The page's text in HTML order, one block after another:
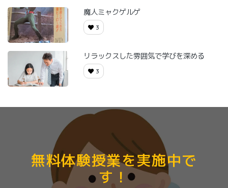
魔人ミャクゲルゲ
3
リラックスした雰囲気で学びを深める
3
無料体験授業を実施中で
す！